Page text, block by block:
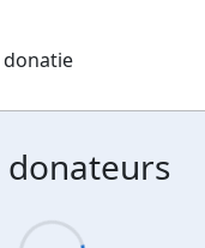
donateurs